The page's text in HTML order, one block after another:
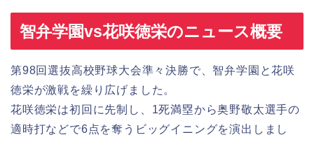
智弁学園vs花咲徳栄のニュース概要
第98回選抜高校野球大会準々決勝で、智弁学園と花咲
徳栄が激戦を繰り広げました。
花咲徳栄は初回に先制し、1死満塁から奥野敬太選手の
適時打などで6点を奪うビッグイニングを演出しまし